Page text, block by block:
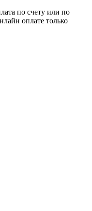
по счету или по
оплате только